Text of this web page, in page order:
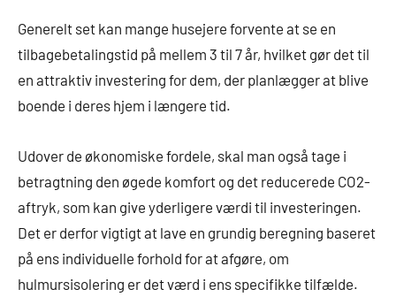
Generelt set kan mange husejere forvente at se en
tilbagebetalingstid på mellem 3 til 7 år, hvilket gør det til
en attraktiv investering for dem, der planlægger at blive
boende i deres hjem i længere tid.
Udover de økonomiske fordele, skal man også tage i
betragtning den øgede komfort og det reducerede CO2-
aftryk, som kan give yderligere værdi til investeringen.
Det er derfor vigtigt at lave en grundig beregning baseret
på ens individuelle forhold for at afgøre, om
hulmursisolering er det værd i ens specifikke tilfælde.